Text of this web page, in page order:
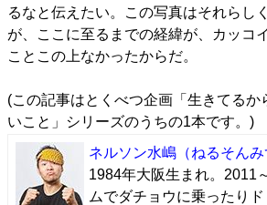
るなと伝えたい。この写真はそれらし
が、ここに至るまでの経緯が、カッコ
ことこの上なかったからだ。
(この記事はとくべつ企画「 生きてるか
いこと 」シリーズのうちの1本です。)
ネルソン水嶋 （ねるそんみ
1984年大阪生まれ。2011
ムでダチョウに乗ったり